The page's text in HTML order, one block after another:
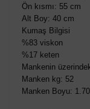
Ön kısmı: 55 cm
Alt Boy: 40 cm
Kumaş Bilgisi
%83 viskon
%17 keten
Mankenin
Manken kg: 52
Manken Boyu: 1.70